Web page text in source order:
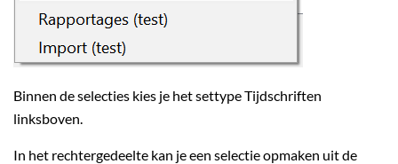
Binnen de selecties kies je het settype Tijdschriften
linksboven.
In het rechtergedeelte kan je een selectie opmaken uit de